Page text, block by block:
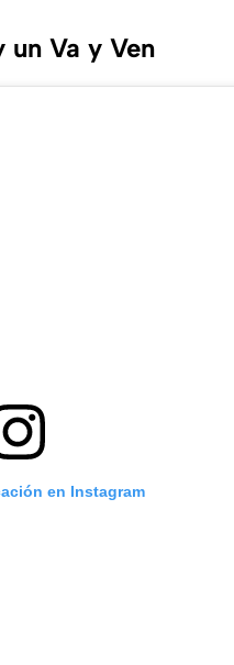
Va y Ven
en Instagram